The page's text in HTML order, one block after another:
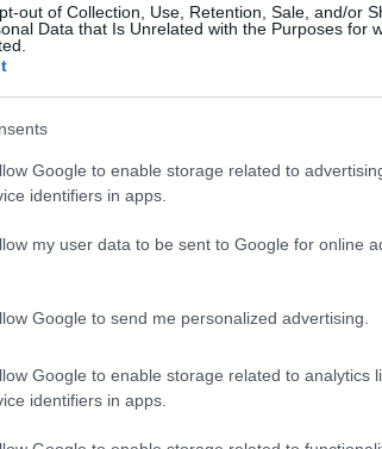
out of Collection, Use, Retention, Sale, and/or
Data that Is Unrelated with the Purposes for
Google to enable storage related to
identifiers in apps.
my user data to be sent to Google for online
Google to send me personalized advertising.
Google to enable storage related to analytics
identifiers in apps.